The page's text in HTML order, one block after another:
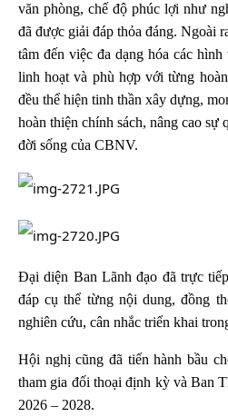
văn phòng, chế độ phúc lợi như
đã được giải đáp thỏa đáng. Ngoài
tâm đến việc đa dạng hóa các
linh hoạt và phù hợp với từng
đều thể hiện tinh thần xây dựng,
hoàn thiện chính sách, nâng cao sự
đời sống của CBNV.
Đại diện Ban Lãnh đạo đã trực
đáp cụ thể từng nội dung, đồng
nghiên cứu, cân nhắc triển khai
Hội nghị cũng đã tiến hành bầu
tham gia đối thoại định kỳ và Ban
2026 – 2028.